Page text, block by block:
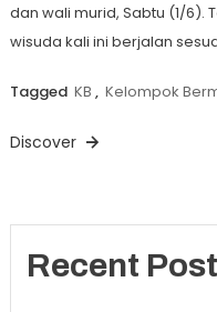
dan wali murid, Sabtu (1/
wisuda kali ini berjalan
Tagged KB , Kelompok
Discover
Recent